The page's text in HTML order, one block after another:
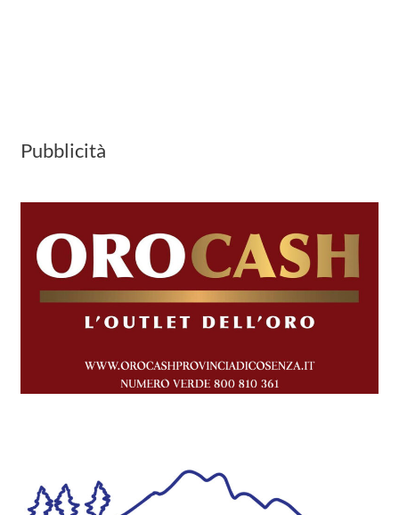
Pubblicità